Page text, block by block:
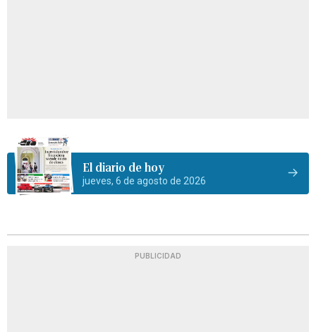
El diario de hoy
jueves, 6 de agosto de 2026
PUBLICIDAD